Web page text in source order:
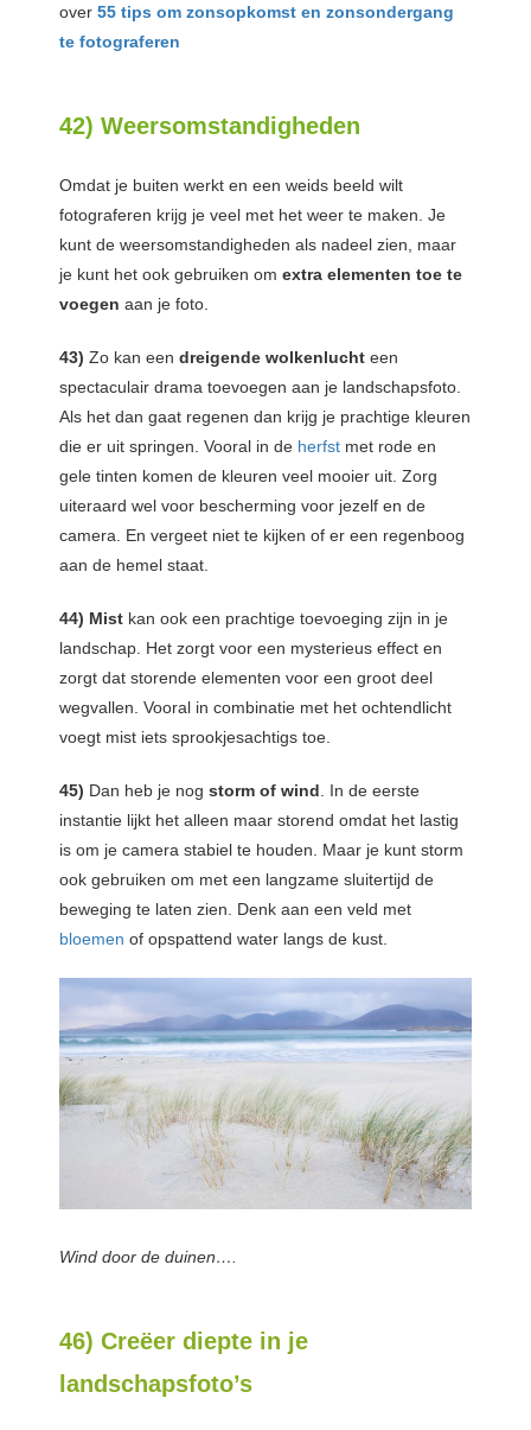
over 55 tips om zonsopkomst en zonsondergang
te fotograferen
42) Weersomstandigheden
Omdat je buiten werkt en een weids beeld wilt
fotograferen krijg je veel met het weer te maken. Je
kunt de weersomstandigheden als nadeel zien, maar
je kunt het ook gebruiken om extra elementen toe te
voegen aan je foto.
43) Zo kan een dreigende wolkenlucht een
spectaculair drama toevoegen aan je landschapsfoto.
Als het dan gaat regenen dan krijg je prachtige kleuren
die er uit springen. Vooral in de herfst met rode en
gele tinten komen de kleuren veel mooier uit. Zorg
uiteraard wel voor bescherming voor jezelf en de
camera. En vergeet niet te kijken of er een regenboog
aan de hemel staat.
44) Mist kan ook een prachtige toevoeging zijn in je
landschap. Het zorgt voor een mysterieus effect en
zorgt dat storende elementen voor een groot deel
wegvallen. Vooral in combinatie met het ochtendlicht
voegt mist iets sprookjesachtigs toe.
45) Dan heb je nog storm of wind . In de eerste
instantie lijkt het alleen maar storend omdat het lastig
is om je camera stabiel te houden. Maar je kunt storm
ook gebruiken om met een langzame sluitertijd de
beweging te laten zien. Denk aan een veld met
bloemen of opspattend water langs de kust.
Wind door de duinen….
46) Creëer diepte in je
landschapsfoto’s